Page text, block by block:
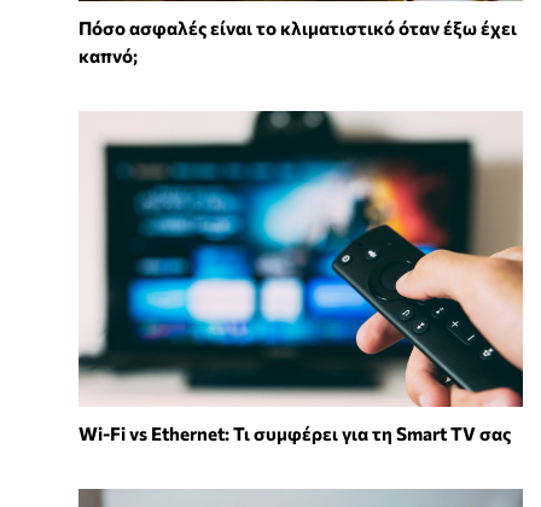
Πόσο ασφαλές είναι το κλιματιστικό όταν έξω έχει
καπνό;
Wi-Fi vs Ethernet: Τι συμφέρει για τη Smart TV σας